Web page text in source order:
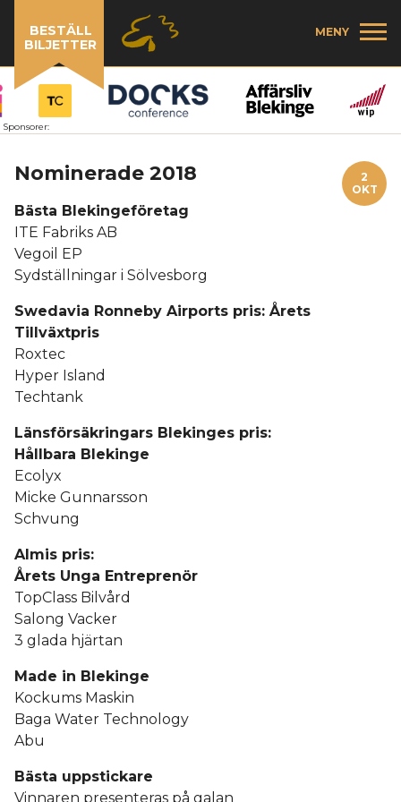
BESTÄLL
BILJETTER
MENY
Sponsorer:
Nominerade 2018
2
OKT
Bästa Blekingeföretag
ITE Fabriks AB
Vegoil EP
Sydställningar i Sölvesborg
Swedavia Ronneby Airports pris: Årets
Tillväxtpris
Roxtec
Hyper Island
Techtank
Länsförsäkringars Blekinges pris:
Hållbara Blekinge
Ecolyx
Micke Gunnarsson
Schvung
Almis pris:
Årets Unga Entreprenör
TopClass Bilvård
Salong Vacker
3 glada hjärtan
Made in Blekinge
Kockums Maskin
Baga Water Technology
Abu
Bästa uppstickare
Vinnaren presenteras på galan